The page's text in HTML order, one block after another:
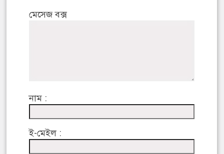
মেসেজ বক্স
নাম :
ই-মেইল :